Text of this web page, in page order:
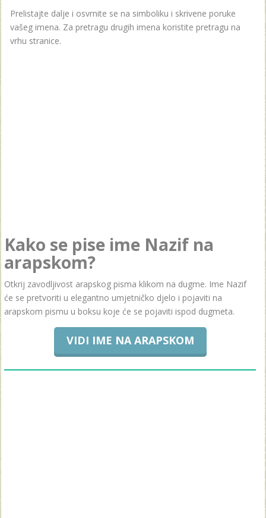
Prelistajte dalje i osvrnite se na simboliku i skrivene poruke
vašeg imena. Za pretragu drugih imena koristite pretragu na
vrhu stranice.
Kako se pise ime Nazif na
arapskom?
Otkrij zavodljivost arapskog pisma klikom na dugme. Ime Nazif
će se pretvoriti u elegantno umjetničko djelo i pojaviti na
arapskom pismu u boksu koje će se pojaviti ispod dugmeta.
VIDI IME NA ARAPSKOM